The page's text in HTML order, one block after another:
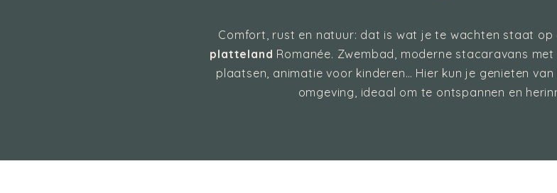
Comfort, rust en natuur: dat is wat je te wachten staat op
platteland Romanée. Zwembad, moderne stacaravans
plaatsen, animatie voor kinderen… Hier kun je genieten
omgeving, ideaal om te ontspannen en